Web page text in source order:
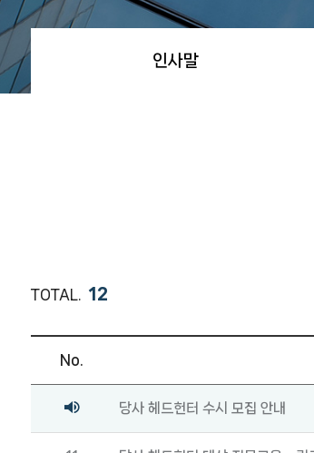
인사말
TOTAL. 12
No.
당사 헤드헌터 수시 모집 안내